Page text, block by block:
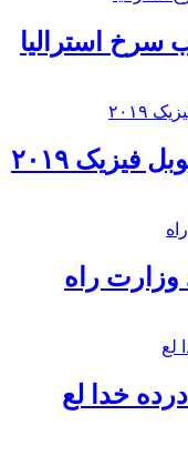
سرخ استرالیا
فیزیک ۲۰۱۹
وزارت راه
خدا لع